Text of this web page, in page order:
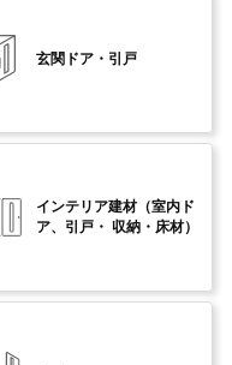
玄関ドア・引戸
インテリア建材（室内ド
ア、引戸・ 収納・床材）